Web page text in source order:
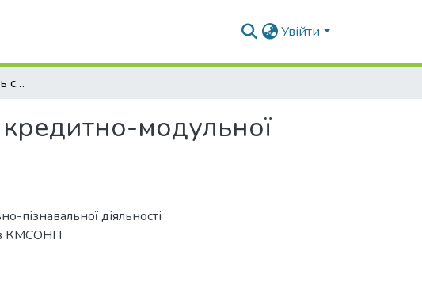
Увійти
Пізнавальна діяльність студентів в умовах кредитно-модульної системи організації навчального процесу
кредитно-модульної
пізнавальної діяльності
КМСОНП